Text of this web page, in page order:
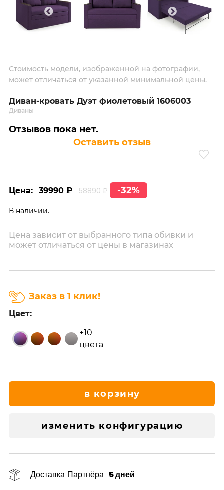
Стоимость модели, изображенной на фотографии,
может отличаться от указанной минимальной цены.
Диван-кровать Дуэт фиолетовый 1606003
Диваны
Отзывов пока нет.
Оставить отзыв
Цена: 39990 ₽ 58890 ₽ -32%
В наличии.
Цена зависит от выбранного типа обивки и
может отличаться от цены в магазинах
Заказ в 1 клик!
Цвет:
+10
цвета
в корзину
изменить конфигурацию
Доставка Партнёра 5 дней